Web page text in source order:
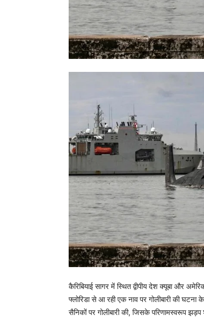
कैरिबियाई सागर में स्थित द्वीपीय देश क्यूबा और
फ्लोरिडा से आ रही एक नाव पर गोलीबारी की
सैनिकों पर गोलीबारी की, जिसके परिणामस्वरूप